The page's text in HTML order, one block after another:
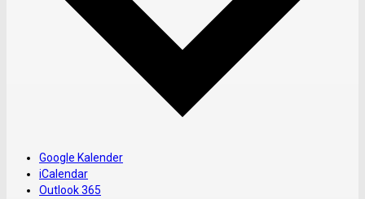
Google Kalender
iCalendar
Outlook 365